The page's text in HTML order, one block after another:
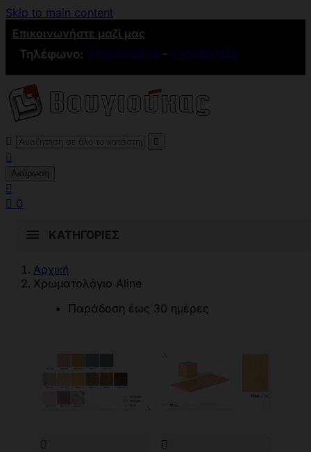
Skip to main content
Επικοινωνήστε μαζί μας
Τηλέφωνο: 2109836846 - 2109881501
 

Ακύρωση

 0
ΚΑΤΗΓΟΡΊΕΣ
Αρχική
Χρωματολόγιο Aline
Παράδοση έως 30 ημέρες
 